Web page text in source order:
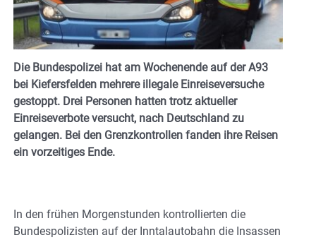
Die Bundespolizei hat am Wochenende auf der A93
bei Kiefersfelden mehrere illegale Einreiseversuche
gestoppt. Drei Personen hatten trotz aktueller
Einreiseverbote versucht, nach Deutschland zu
gelangen. Bei den Grenzkontrollen fanden ihre Reisen
ein vorzeitiges Ende.
In den frühen Morgenstunden kontrollierten die
Bundespolizisten auf der Inntalautobahn die Insassen